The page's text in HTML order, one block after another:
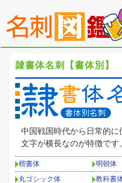
隷書体名刺【書体別】
中国戦国時代から日常的
文字が横長なのが特徴です。
楷書体 明朝体
丸ゴシック体
教科書